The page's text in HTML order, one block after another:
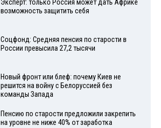
Эксперт: только Россия может дать Африке
возможность защитить себя
Соцфонд: Средняя пенсия по старости в
России превысила 27,2 тысячи
Новый фронт или блеф: почему Киев не
решится на войну с Белоруссией без
команды Запада
Пенсию по старости предложили закрепить
на уровне не ниже 40% от заработка